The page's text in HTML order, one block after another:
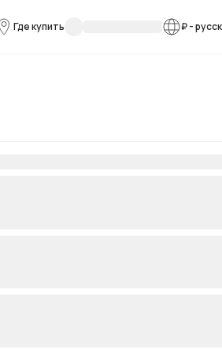
Где купить ₽-